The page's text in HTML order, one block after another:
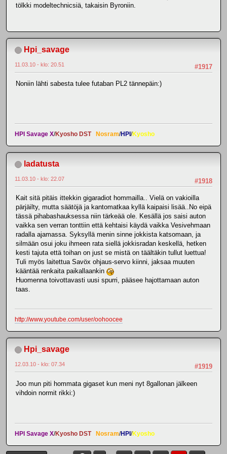
tölkki modeltechnicsiä, takaisin Byroniin.
Hpi_savage
#1917
11.03.10 - klo: 20.51
Noniin lähti sabesta tulee futaban PL2 tännepäin:)
HPI Savage X/Kyosho DST Nosram/HPI/Kyosho
ladatusta
#1918
11.03.10 - klo: 22.07
Kait sitä pitäis ittekkin gigaradiot hommailla.. Vielä on vakioilla
pärjäilty, mutta säätöjä ja kantomatkaa kyllä kaipaisi lisää..No eipä
tässä pihabashauksessa niin tärkeää ole. Kesällä jos saisi auton
vaikka sen verran tonttiin että kehtaisi käydä vaikka Vesivehmaan
radalla ajamassa. Syksyllä menin sinne jokkista katsomaan, ja
silmään osui joku ihmeen rata siellä jokkisradan keskellä, hetken
kesti tajuta että toihan on just se mistä on täältäkin tullut luettua!
Tuli myös laitettua Savöx ohjaus-servo kiinni, jaksaa muuten
kääntää renkaita paikallaankin
Huomenna toivottavasti uusi spurri, pääsee hajottamaan auton
taas.
http://www.youtube.com/user/oohoocee
Hpi_savage
#1919
12.03.10 - klo: 07.34
Joo mun piti hommata gigaset kun meni nyt 8gallonan jälkeen
vihdoin normit rikki:)
HPI Savage X/Kyosho DST Nosram/HPI /Kyosho